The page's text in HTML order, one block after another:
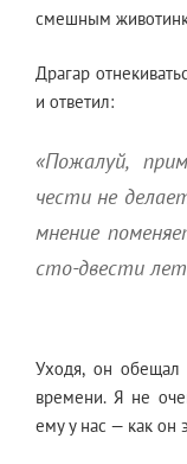
смешным
Драгар
и ответил:
«Пожалуй,
чести не
мнение
сто-двести лет
Уходя, он обещал
времени. Я не
ему у нас — как он